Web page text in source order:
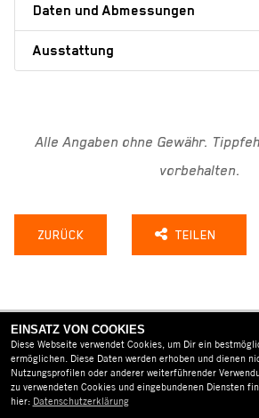
Daten und Abmessungen
Ausstattung
Alle Angaben ohne Gewähr.
vorbehalten.
ZURÜCK TEILEN
EINSATZ VON COOKIES
Diese Webseite verwendet Cookies, um Dir ein
ermöglichen. Diese Daten werden erhoben und dienen
Nutzungsprofilen oder anderer weiterführender
zu verwendeten Cookies und eingebundenen Diensten
hier: Datenschutzerklärung